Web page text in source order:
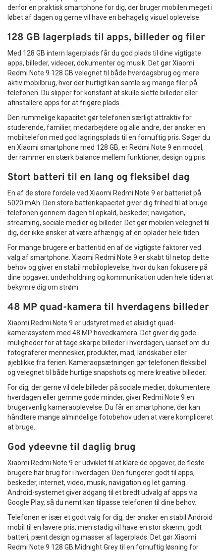
derfor en praktisk smartphone for dig, der bruger mobilen meget i
løbet af dagen og gerne vil have en behagelig visuel oplevelse.
128 GB lagerplads til apps, billeder og filer
Med 128 GB intern lagerplads får du god plads til dine vigtigste
apps, billeder, videoer, dokumenter og musik. Det gør Xiaomi
Redmi Note 9 128 GB velegnet til både hverdagsbrug og mere
aktiv mobilbrug, hvor der hurtigt kan samle sig mange filer på
telefonen. Du slipper for konstant at skulle slette billeder eller
afinstallere apps for at frigøre plads.
Den rummelige kapacitet gør telefonen særligt attraktiv for
studerende, familier, medarbejdere og alle andre, der ønsker en
mobiltelefon med god lagringsplads til en fornuftig pris. Søger du
en Xiaomi smartphone med 128 GB, er Redmi Note 9 en model,
der rammer en stærk balance mellem funktioner, design og pris.
Stort batteri til en lang og fleksibel dag
En af de store fordele ved Xiaomi Redmi Note 9 er batteriet på
5020 mAh. Den store batterikapacitet giver dig frihed til at bruge
telefonen gennem dagen til opkald, beskeder, navigation,
streaming, sociale medier og billeder. Det gør mobilen velegnet til
dig, der ikke ønsker at være afhængig af en oplader hele tiden.
For mange brugere er batteritid en af de vigtigste faktorer ved
valg af smartphone. Xiaomi Redmi Note 9 er skabt til netop dette
behov og giver en stabil mobiloplevelse, hvor du kan fokusere på
dine opgaver, underholdning og kommunikation uden hele tiden at
bekymre dig om strøm.
48 MP quad-kamera til hverdagens billeder
Xiaomi Redmi Note 9 er udstyret med et alsidigt quad-
kamerasystem med 48 MP hovedkamera. Det giver dig gode
muligheder for at tage skarpe billeder i hverdagen, uanset om du
fotograferer mennesker, produkter, mad, landskaber eller
øjeblikke fra ferien. Kameraopsætningen gør telefonen fleksibel
og velegnet til både hurtige snapshots og mere kreative billeder.
For dig, der gerne vil dele billeder på sociale medier, dokumentere
hverdagen eller gemme gode minder, giver Redmi Note 9 en
brugervenlig kameraoplevelse. Du får en smartphone, der kan
håndtere mange almindelige fotobehov uden at være kompliceret
at bruge.
God ydeevne til daglig brug
Xiaomi Redmi Note 9 er udviklet til at klare de opgaver, de fleste
brugere har brug for i hverdagen. Den fungerer godt til apps,
beskeder, internet, video, musik, navigation og let gaming.
Android-systemet giver adgang til et bredt udvalg af apps via
Google Play, så du nemt kan tilpasse telefonen til dine behov.
Telefonen er især et godt valg for dig, der ønsker en stabil Android
mobil til en lavere pris, men stadig vil have en stor skærm, godt
batteri, pænt design og masser af lagerplads. Det gør Xiaomi
Redmi Note 9 128 GB Midnight Grey til en fornuftig løsning for